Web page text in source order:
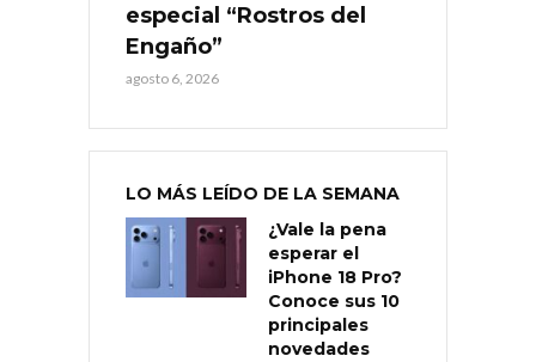
especial “Rostros del
Engaño”
agosto 6, 2026
LO MÁS LEÍDO DE LA SEMANA
¿Vale la pena
esperar el
iPhone 18 Pro?
Conoce sus 10
principales
novedades